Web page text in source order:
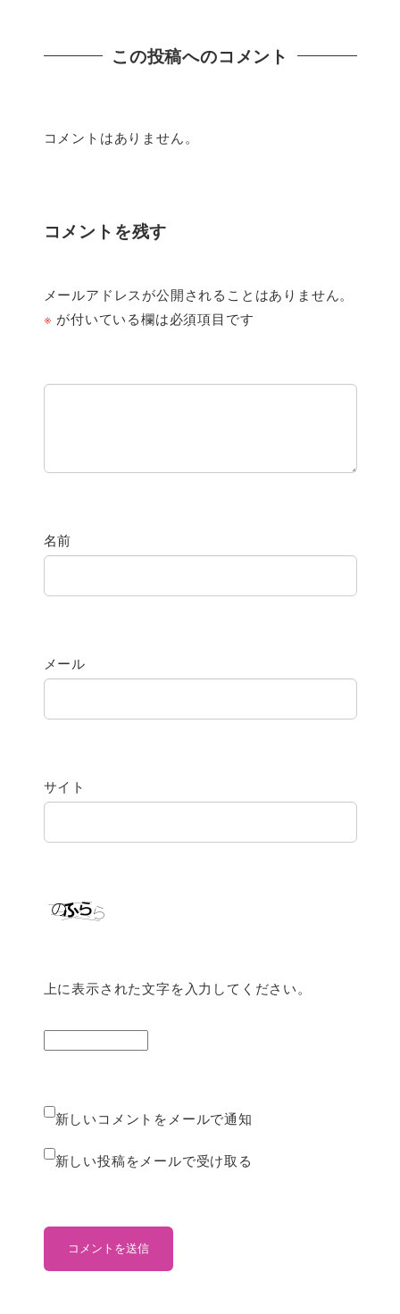
この投稿へのコメント
コメントはありません。
コメントを残す
メールアドレスが公開されることはありません。
※ が付いている欄は必須項目です
名前
メール
サイト
上に表示された文字を入力してください。
新しいコメントをメールで通知
新しい投稿をメールで受け取る